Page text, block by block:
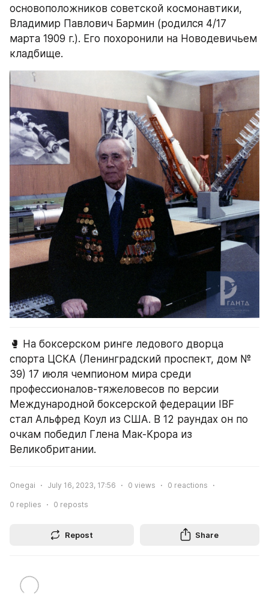
основоположников советской космонавтики,
Владимир Павлович Бармин (родился 4/17
марта 1909 г.). Его похоронили на Новодевичьем
кладбище.
🥊 На боксерском ринге ледового дворца
спорта ЦСКА (Ленинградский проспект, дом №
39) 17 июля чемпионом мира среди
профессионалов-тяжеловесов по версии
Международной боксерской федерации IBF
стал Альфред Коул из США. В 12 раундах он по
очкам победил Глена Мак-Крора из
Великобритании.
Onegai July 16, 2023, 17:56 0 views 0 reactions
0 replies 0 reposts
Repost Share